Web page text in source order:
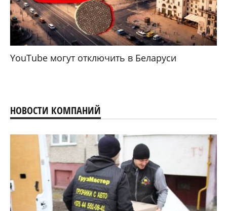
YouTube могут отключить в Беларуси
НОВОСТИ КОМПАНИЙ